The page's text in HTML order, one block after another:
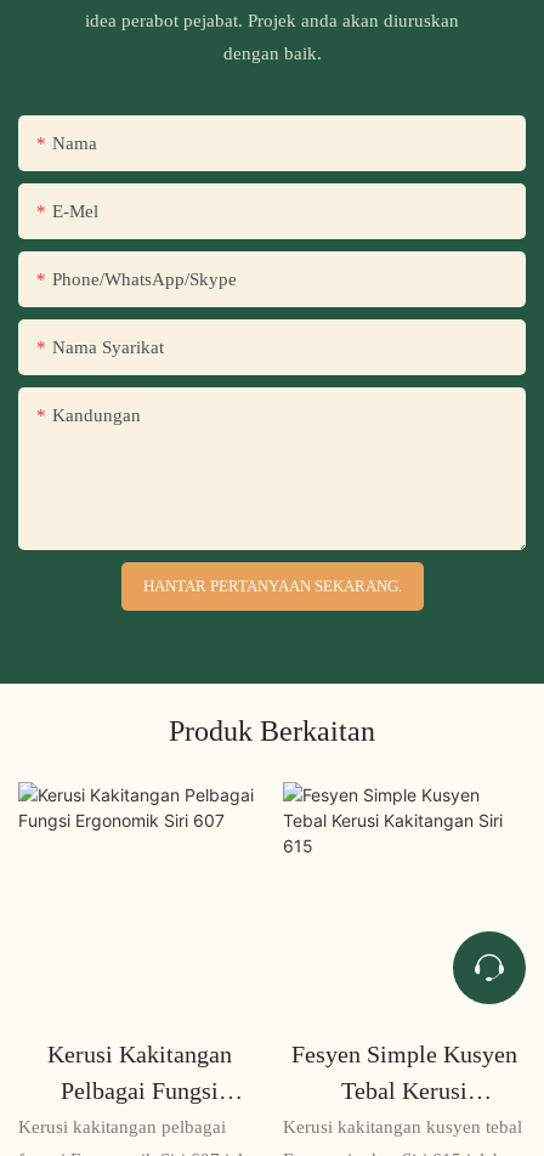
idea perabot pejabat. Projek anda akan diuruskan
dengan baik.
Nama
E-Mel
Phone/WhatsApp/Skype
Nama Syarikat
Kandungan
HANTAR PERTANYAAN SEKARANG.
Produk Berkaitan
Kerusi Kakitangan
Pelbagai Fungsi
Ergonomik Siri 607
Kerusi kakitangan pelbagai
Fesyen Simple Kusyen
Tebal Kerusi
Kakitangan Siri 615
Kerusi kakitangan kusyen tebal